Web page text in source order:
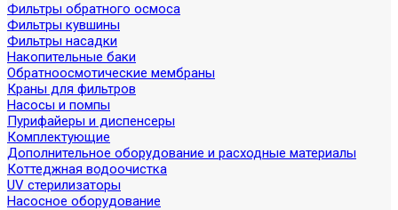
Фильтры обратного осмоса
Фильтры кувшины
Фильтры насадки
Накопительные баки
Обратноосмотические мембраны
Краны для фильтров
Насосы и помпы
Пурифайеры и диспенсеры
Комплектующие
Дополнительное оборудование и расходные материалы
Коттеджная водоочистка
UV стерилизаторы
Насосное оборудование